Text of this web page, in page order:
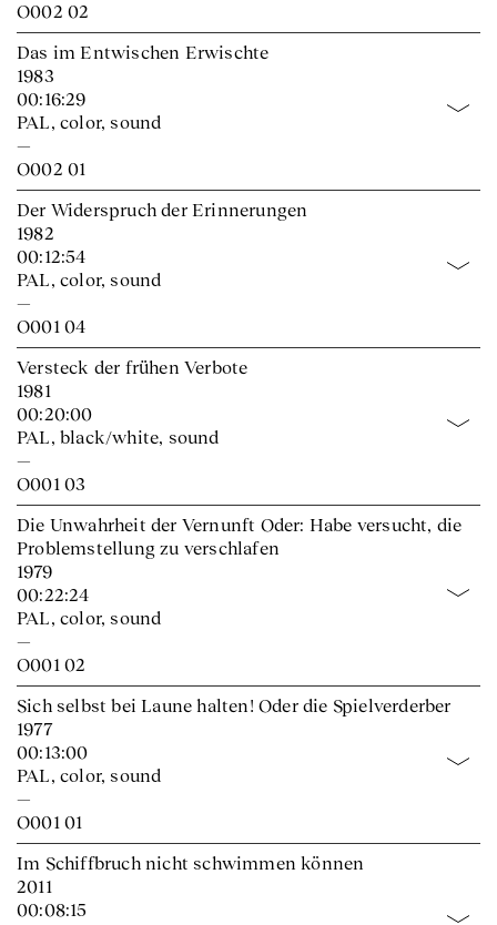
O002 02
Das im Entwischen Erwischte
1983
00:16:29
PAL, color, sound
—
O002 01
Der Widerspruch der Erinnerungen
1982
00:12:54
PAL, color, sound
—
O001 04
Versteck der frühen Verbote
1981
00:20:00
PAL, black/white, sound
—
O001 03
Die Unwahrheit der Vernunft Oder: Habe versucht, die
Problemstellung zu verschlafen
1979
00:22:24
PAL, color, sound
—
O001 02
Sich selbst bei Laune halten! Oder die Spielverderber
1977
00:13:00
PAL, color, sound
—
O001 01
Im Schiffbruch nicht schwimmen können
2011
00:08:15